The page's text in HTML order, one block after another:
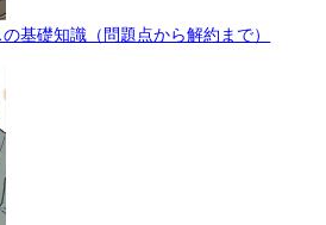
基礎知識（問題点から解約まで）